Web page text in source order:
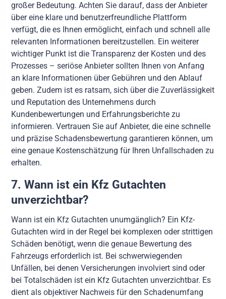
großer Bedeutung. Achten Sie darauf, dass der Anbieter
über eine klare und benutzerfreundliche Plattform
verfügt, die es Ihnen ermöglicht, einfach und schnell alle
relevanten Informationen bereitzustellen. Ein weiterer
wichtiger Punkt ist die Transparenz der Kosten und des
Prozesses – seriöse Anbieter sollten Ihnen von Anfang
an klare Informationen über Gebühren und den Ablauf
geben. Zudem ist es ratsam, sich über die Zuverlässigkeit
und Reputation des Unternehmens durch
Kundenbewertungen und Erfahrungsberichte zu
informieren. Vertrauen Sie auf Anbieter, die eine schnelle
und präzise Schadensbewertung garantieren können, um
eine genaue Kostenschätzung für Ihren Unfallschaden zu
erhalten.
7. Wann ist ein Kfz Gutachten
unverzichtbar?
Wann ist ein Kfz Gutachten unumgänglich? Ein Kfz-
Gutachten wird in der Regel bei komplexen oder strittigen
Schäden benötigt, wenn die genaue Bewertung des
Fahrzeugs erforderlich ist. Bei schwerwiegenden
Unfällen, bei denen Versicherungen involviert sind oder
bei Totalschäden ist ein Kfz Gutachten unverzichtbar. Es
dient als objektiver Nachweis für den Schadenumfang